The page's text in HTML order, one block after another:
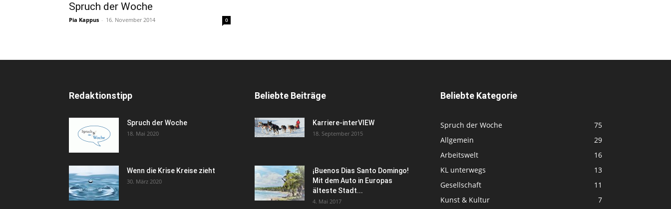
Spruch der Woche
Pia Kappus - 16. November 2014 0
Redaktionstipp
Spruch der Woche
18. Mai 2020
Wenn die Krise Kreise zieht
30. März 2020
Beliebte Beiträge
Karriere-interVIEW
18. September 2015
¡Buenos Dias Santo Domingo!
Mit dem Auto in Europas
älteste Stadt...
4. Mai 2017
Beliebte Kategorie
Spruch der Woche
75
Allgemein
29
Arbeitswelt
16
KL unterwegs
13
Gesellschaft
11
Kunst & Kultur
7